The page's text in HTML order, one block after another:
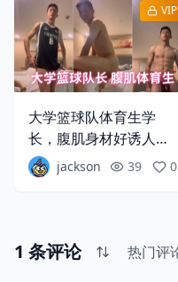
VIP
大学篮球队体育生学
长，腹肌身材好诱人，
私下原来这么骚很想被
主人调教
jackson 39 0
1 条评论